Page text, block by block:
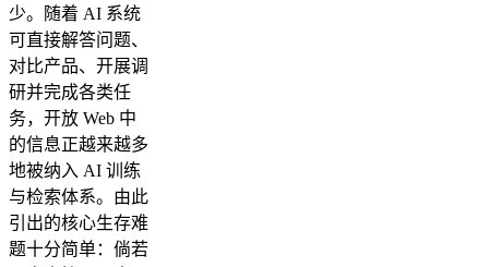
少。随着 AI 系统
可直接解答问题、
对比产品、开展调
研并完成各类任
务，开放 Web 中
的信息正越来越多
地被纳入 AI 训练
与检索体系。由此
引出的核心生存难
题十分简单：倘若